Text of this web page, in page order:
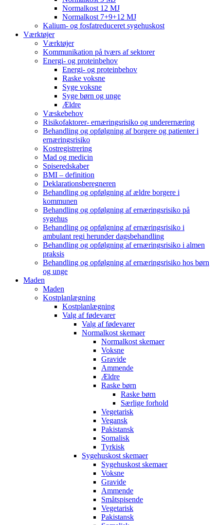
Normalkost 12 MJ
Normalkost 7+9+12 MJ
Kalium- og fosfatreduceret sygehuskost
Værktøjer
Værktøjer
Kommunikation på tværs af sektorer
Energi- og proteinbehov
Energi- og proteinbehov
Raske voksne
Syge voksne
Syge børn og unge
Ældre
Væskebehov
Risikofaktorer- ernæringsrisiko og underernæring
Behandling og opfølgning af borgere og patienter i
ernæringsrisiko
Kostregistrering
Mad og medicin
Spiseredskaber
BMI – definition
Deklarationsberegneren
Behandling og opfølgning af ældre borgere i
kommunen
Behandling og opfølgning af ernæringsrisiko på
sygehus
Behandling og opfølgning af ernæringsrisiko i
ambulant regi herunder dagsbehandling
Behandling og opfølgning af ernæringsrisiko i almen
praksis
Behandling og opfølgning af ernæringsrisiko hos børn
og unge
Maden
Maden
Kostplanlægning
Kostplanlægning
Valg af fødevarer
Valg af fødevarer
Normalkost skemaer
Normalkost skemaer
Voksne
Gravide
Ammende
Ældre
Raske børn
Raske børn
Særlige forhold
Vegetarisk
Vegansk
Pakistansk
Somalisk
Tyrkisk
Sygehuskost skemaer
Sygehuskost skemaer
Voksne
Gravide
Ammende
Småtspisende
Vegetarisk
Pakistansk